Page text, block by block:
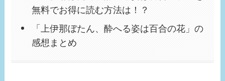
無料でお得に読む方法は！？
「上伊那ぼたん、酔へる姿は百合の花」の
感想まとめ